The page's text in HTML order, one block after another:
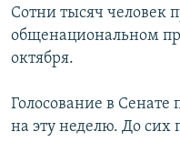
ТОҶИКӢ
TÜRKMENÇE
Все сайты РСЕ/РС
Сотни тысяч человек
общенациональном
октября.
Голосование в
на эту неделю. До сих